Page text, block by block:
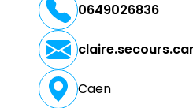
0649026836
Caen